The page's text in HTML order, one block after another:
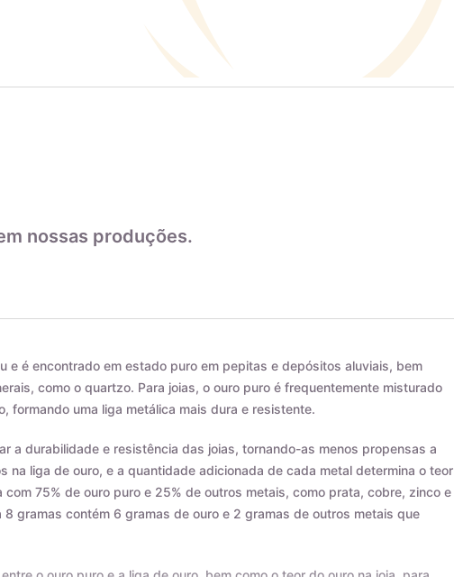
nossas produções.
e é encontrado em estado puro em pepitas e depósitos aluviais, bem
como o quartzo. Para joias, o ouro puro é frequentemente misturado
formando uma liga metálica mais dura e resistente.
a durabilidade e resistência das joias, tornando-as menos propensas a
liga de ouro, e a quantidade adicionada de cada metal determina o teor
75% de ouro puro e 25% de outros metais, como prata, cobre, zinco e
gramas contém 6 gramas de ouro e 2 gramas de outros metais que